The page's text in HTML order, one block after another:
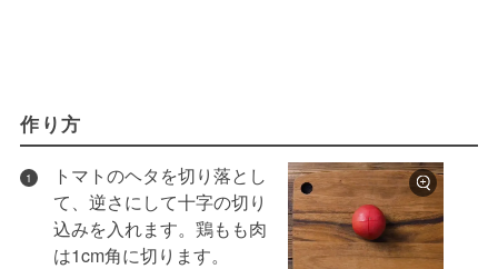
作り方
1
トマトのヘタを切り落とし
て、逆さにして十字の切り
込みを入れます。鶏もも肉
は1cm角に切ります。